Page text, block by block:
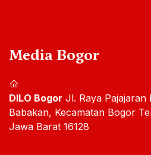
Media Bogor
DILO Bogor Jl. Raya Pajajaran
Babakan, Kecamatan Bogor
Jawa Barat 16128